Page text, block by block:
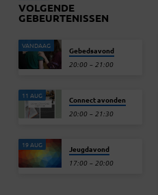
VOLGENDE
GEBEURTENISSEN
VANDAAG Gebedsavond
20:00 – 21:00
11 AUG Connect avonden
20:00 – 21:30
19 AUG Jeugdavond
17:00 – 20:00